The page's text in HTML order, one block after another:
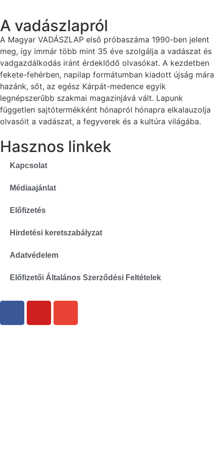
A vadászlapról
A Magyar VADÁSZLAP első próbaszáma 1990-ben jelent
meg, így immár több mint 35 éve szolgálja a vadászat és
vadgazdálkodás iránt érdeklődő olvasókat. A kezdetben
fekete-fehérben, napilap formátumban kiadott újság mára
hazánk, sőt, az egész Kárpát-medence egyik
legnépszerűbb szakmai magazinjává vált. Lapunk
független sajtótermékként hónapról hónapra elkalauzolja
olvasóit a vadászat, a fegyverek és a kultúra világába.
Hasznos linkek
Kapcsolat
Médiaajánlat
Előfizetés
Hirdetési keretszabályzat
Adatvédelem
Előfizetői Általános Szerződési Feltételek